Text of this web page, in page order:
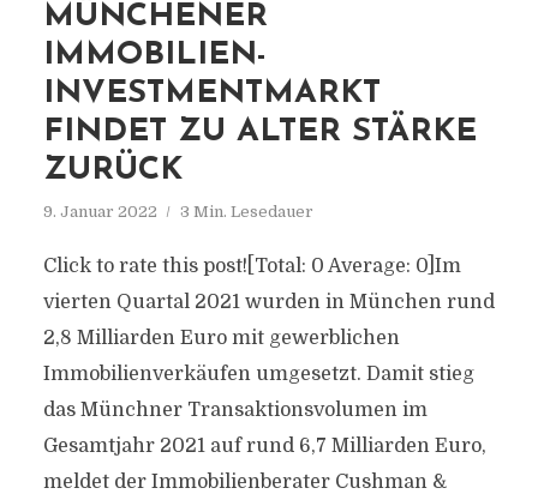
MÜNCHENER
IMMOBILIEN-
INVESTMENTMARKT
FINDET ZU ALTER STÄRKE
ZURÜCK
9. Januar 2022 3 Min. Lesedauer
Click to rate this post![Total: 0 Average: 0]Im
vierten Quartal 2021 wurden in München rund
2,8 Milliarden Euro mit gewerblichen
Immobilienverkäufen umgesetzt. Damit stieg
das Münchner Transaktionsvolumen im
Gesamtjahr 2021 auf rund 6,7 Milliarden Euro,
meldet der Immobilienberater Cushman &